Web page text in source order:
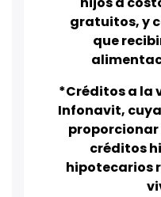
gratuitos, y
que
*Créditos a la
Infonavit,
créditos
hipotecarios